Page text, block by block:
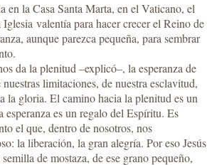
en la Casa Santa Marta, en el Vaticano, el
valentía para hacer crecer el Reino de
aunque parezca pequeña, para sembrar
da la plenitud –explicó–, la esperanza de
limitaciones, de nuestra esclavitud,
la gloria. El camino hacia la plenitud es un
esperanza es un regalo del Espíritu. Es
el que, dentro de nosotros, nos
la liberación, la gran alegría. Por eso Jesús
de mostaza, de ese grano pequeño,